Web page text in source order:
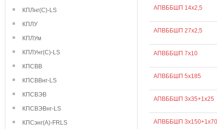
КПЛнг(С)-LS
КПЛУ
КПЛУм
КПЛУнг(С)-LS
КПСВВ
КПСВВнг-LS
КПСВЭВ
КПСВЭВнг-LS
КПСэнг(А)-FRLS
АПВББШП 14х2,5
АПВББШП 27х2,5
АПВББШП 7х10
АПВББШП 5х185
АПВББШП 3х35+1х25
АПВББШП 3х150+1х70